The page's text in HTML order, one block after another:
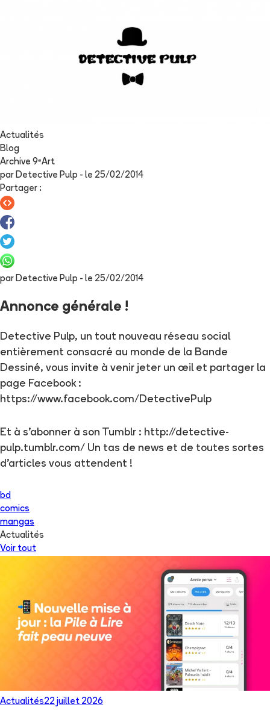
Actualités
Blog
Archive 9ᵉArt
par Detective Pulp - le 25/02/2014
Partager :
par Detective Pulp - le 25/02/2014
Annonce générale !
Detective Pulp, un tout nouveau réseau social
entièrement consacré au monde de la Bande
Dessiné, vous invite à venir jeter un œil et partager la
page Facebook :
https://www.facebook.com/DetectivePulp
Et à s'abonner à son Tumblr : http://detective-
pulp.tumblr.com/ Un tas de news et de toutes sortes
d'articles vous attendent !
bd
comics
mangas
Actualités
Voir tout
Actualités22 juillet 2026